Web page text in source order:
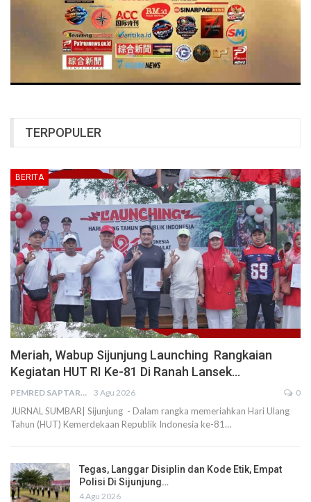
TERPOPULER
BERITA
Meriah, Wabup Sijunjung Launching Rangkaian
Kegiatan HUT RI Ke-81 Di Ranah Lansek…
PEMRED SAPTARIUS 3 Agu 2026 0
JURNAL SUMBAR| Sijunjung - Dalam rangka memeriahkan Hari Ulang
Tahun (HUT) Kemerdekaan Republik Indonesia ke-81…
Tegas, Langgar Disiplin dan Kode Etik, Empat
Polisi Di Sijunjung…
4 Agu 2026